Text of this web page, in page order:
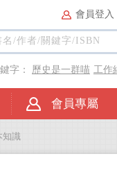
會員登入
會員專屬
字： 歷史是一群喵 工作
知識